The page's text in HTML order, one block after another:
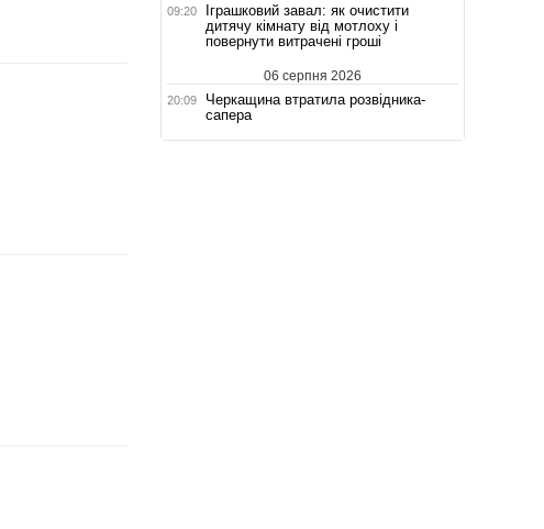
09:20
Іграшковий завал: як очистити
дитячу кімнату від мотлоху і
повернути витрачені гроші
06 серпня 2026
20:09
Черкащина втратила розвідника-
сапера